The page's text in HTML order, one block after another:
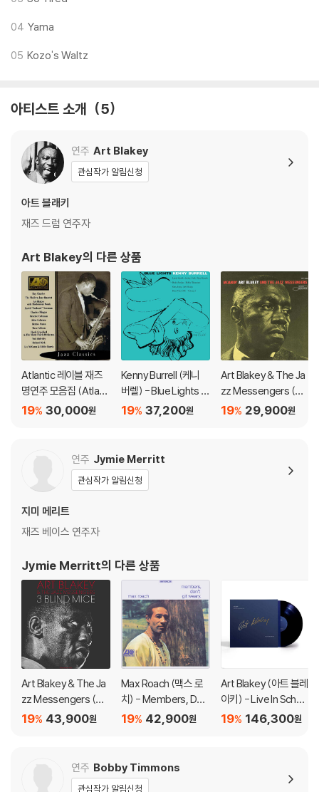
블 스핀들에 맞지 않는 경우에는 전용 제품 등을 이용하여 센터 홀을 조정
3) 디스크에 미세한 잔 흠집이 남아있거나 인쇄 면이 깨끗하지 않은 경우
아래에 해당하는 경우는 불량이 아니므로 개봉 후 반품/교환이 불가합니
다.
1) 컬러 디스크는 웹 이미지와 실제 색상이 차이가 날 수 있습니다.
2) 컬러 디스크의 특성상 제작 공정시 앨범마다 색상 차이가 나는 경우도
3) 컬러 디스크는 제작 과정에서 다른 색상 염료가 섞여 얼룩과 번짐, 반점
※ 반품/교환 안내
1) 불량으로 인한 반품/교환 요청 시에는 불량 확인을 위해 개봉 시의 동영
상을 요청할 수 있으며, 동영상이 없는 경우 반품/교환이 제한될 수 있습니
관련 사진과 동영상 및 재생 기기 모델명을 첨부하여 첨부하여 고객센터에
문의 바랍니다.
2) LP는 잦은 배송 과정에서 재킷에 손상이 발생할 가능성이 높고 재판매
가 어려우므로 신중한 구매를 부탁드립니다.
04 Yama
05 Kozo's Waltz
아티스트 소개 5
연주 Art Blakey
관심작가 알림신청
아트 블래키
재즈 드럼 연주자
Art Blakey의 다른 상품
Atlantic 레이블 재즈
명연주 모음집 (Atlanti
c Jazz Classics)
30,000원
19%
Kenny Burrell (케니
버렐) - Blue Lights V
olume 1 [LP]
37,200원
19%
Art Blakey & The Ja
zz Messengers (아
트 블레이키 & 더 재즈
29,900원
19%
연주 Jymie Merritt
관심작가 알림신청
지미 메리트
재즈 베이스 연주자
Jymie Merritt의 다른 상품
Art Blakey & The Ja
zz Messengers (아
트 블레이키 & 재즈 메
43,900원
19%
Max Roach (맥스 로
치) - Members, Do
n't Git Weary [LP]
42,900원
19%
Art Blakey (아트 블레
이키) - Live In Schev
eningen 1958 [2LP]
146,300원
19%
연주 Bobby Timmons
관심작가 알림신청